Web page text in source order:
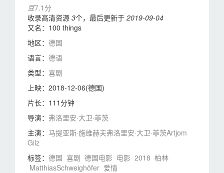
豆7.1分
收录高清资源 3个，最后更新于 2019-09-04
又名： 100 things
地区： 德国
语言： 德语
类型： 喜剧
上映： 2018-12-06(德国)
片长： 111分钟
导演： 弗洛里安·大卫·菲茨
主演： 马提亚斯·施维赫夫弗洛里安·大卫·菲茨Artjom
Gilz
标签： 德国 喜剧 德国电影 电影 2018 柏林
MatthiasSchweighöfer 爱情